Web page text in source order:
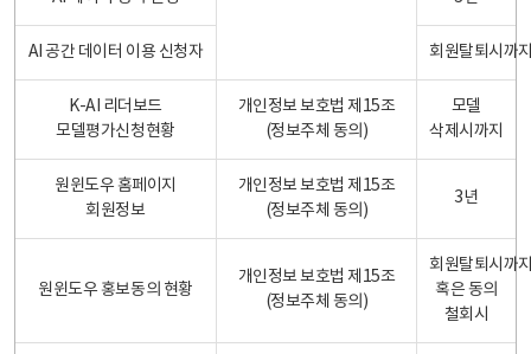
AI 공간 데이터 이용 신청자 회원탈퇴시까
K-AI 리더보드
모델평가신청현황
개인정보 보호법 제15조
(정보주체 동의)
모델
삭제시까지
원윈도우 홈페이지
회원정보
개인정보 보호법 제15조
(정보주체 동의)
3년
원윈도우 홍보동의 현황
개인정보 보호법 제15조
(정보주체 동의)
회원탈퇴시까
혹은 동의
철회시